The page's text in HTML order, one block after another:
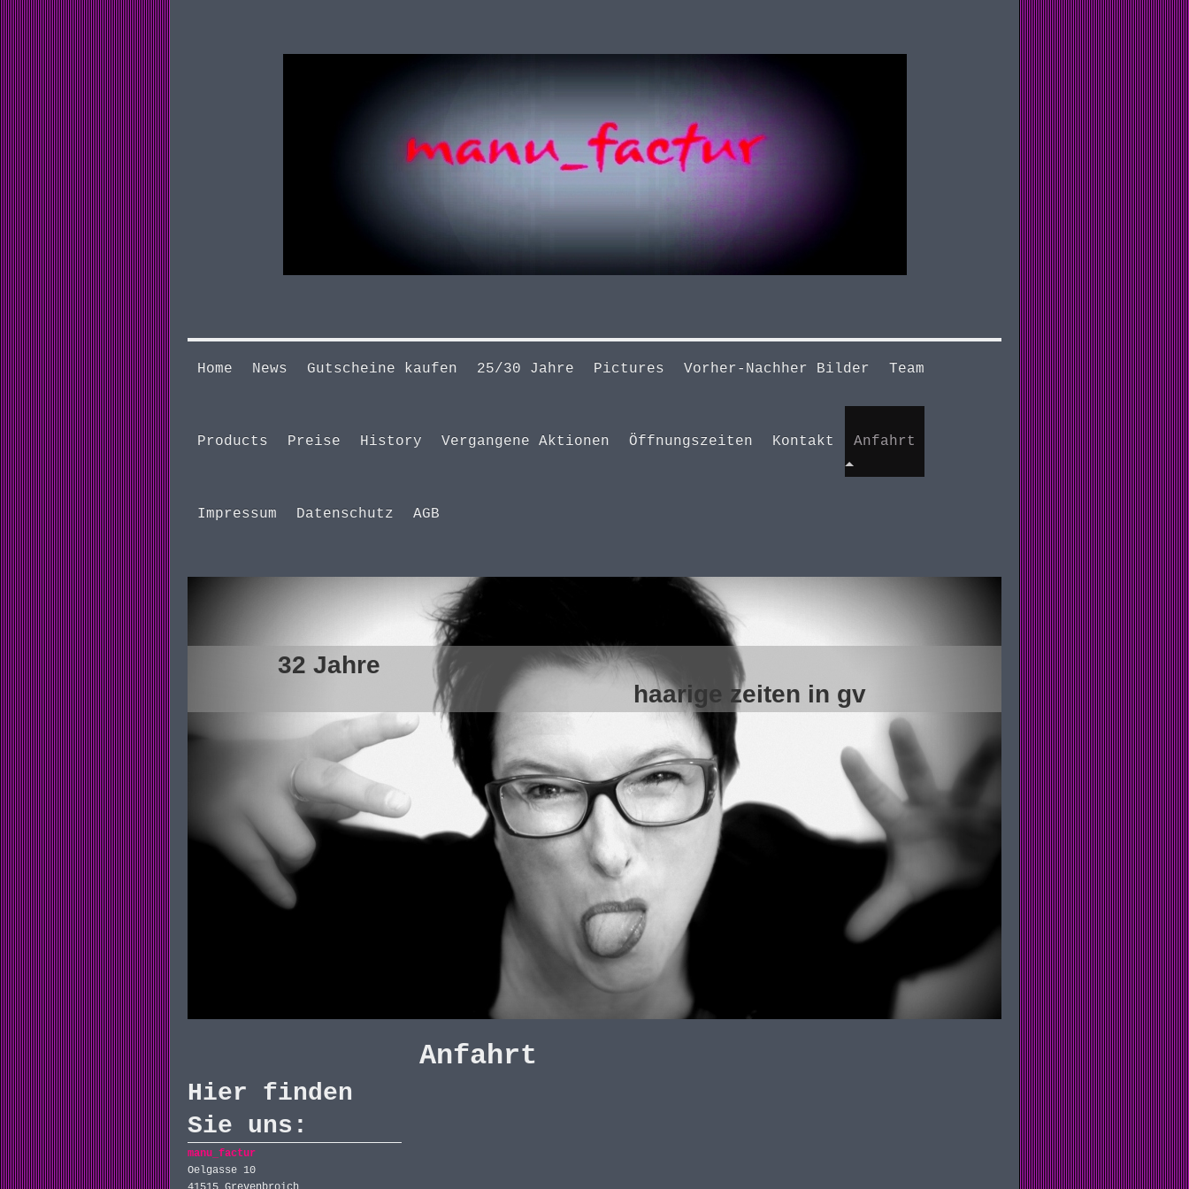
Home News Gutscheine kaufen 25/30 Jahre Pictures Vorher-Nachher Bilder Team
Products Preise History Vergangene Aktionen Öffnungszeiten Kontakt Anfahrt
Impressum Datenschutz AGB
32 Jahre
haarige zeiten in gv
Anfahrt
Hier finden
Sie uns:
manu_factur
Oelgasse 10